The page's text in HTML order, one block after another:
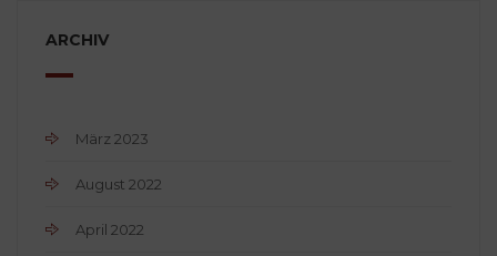
ARCHIV
März 2023
August 2022
April 2022